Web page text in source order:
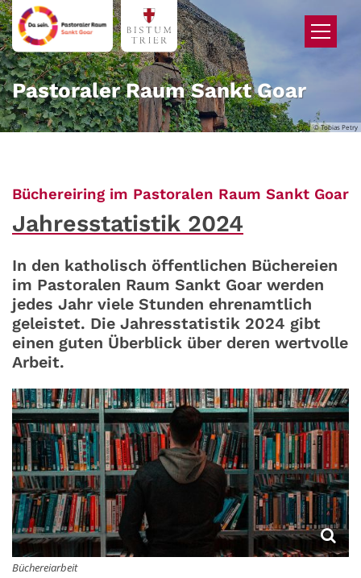
Zum Inhalt springen
© Tobias Petry
Pastoraler Raum Sankt Goar
Büchereiring im Pastoralen Raum Sankt Goar:
Jahresstatistik 2024
In den katholisch öffentlichen Büchereien
im Pastoralen Raum Sankt Goar werden
jedes Jahr viele Stunden ehrenamtlich
geleistet. Die Jahresstatistik 2024 gibt
einen guten Überblick über deren wertvolle
Arbeit.
Büchereiarbeit